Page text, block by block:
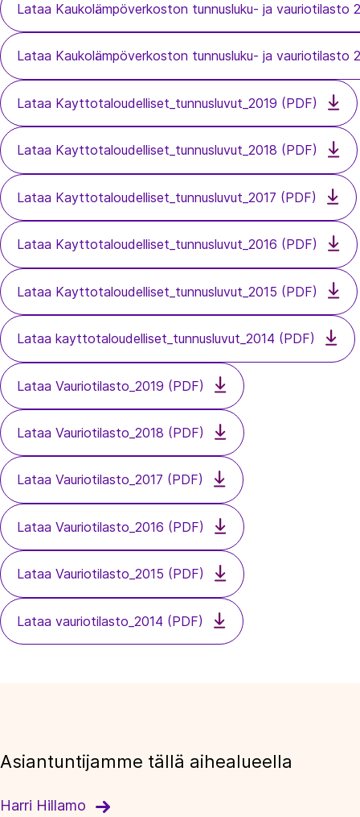
Lataa Kaukolämpöverkoston tunnusluku- ja vauriotilasto
Lataa Kaukolämpöverkoston tunnusluku- ja vauriotilasto
Lataa Kayttotaloudelliset_tunnusluvut_2019 (PDF)
Lataa Kayttotaloudelliset_tunnusluvut_2018 (PDF)
Lataa Kayttotaloudelliset_tunnusluvut_2017 (PDF)
Lataa Kayttotaloudelliset_tunnusluvut_2016 (PDF)
Lataa Kayttotaloudelliset_tunnusluvut_2015 (PDF)
Lataa kayttotaloudelliset_tunnusluvut_2014 (PDF)
Lataa Vauriotilasto_2019 (PDF)
Lataa Vauriotilasto_2018 (PDF)
Lataa Vauriotilasto_2017 (PDF)
Lataa Vauriotilasto_2016 (PDF)
Lataa Vauriotilasto_2015 (PDF)
Lataa vauriotilasto_2014 (PDF)
Asiantuntijamme tällä aihealueella
Harri Hillamo